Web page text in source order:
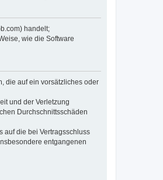
handelt;
wie die Software
die auf ein vorsätzliches oder
und der Verletzung
Durchschnittsschäden
auf die bei Vertragsschluss
entgangenen